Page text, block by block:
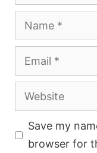
Name
Email
Website
Save my
browser for